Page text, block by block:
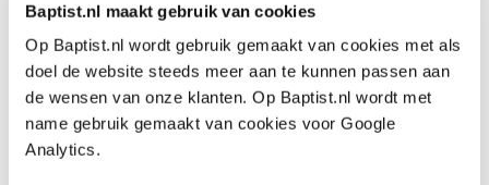
Baptist.nl maakt gebruik van cookies
Op Baptist.nl wordt gebruik gemaakt van cookies met als
doel de website steeds meer aan te kunnen passen aan
de wensen van onze klanten. Op Baptist.nl wordt met
name gebruik gemaakt van cookies voor Google
Analytics.
Wir möchten weiterhin an einem angenehmen Online-
Einkaufserlebnis für unsere Baptist.nl-Kunden arbeiten.
Nach geltendem europäischem Recht ist das Sammeln
von Cookies nur dann zulässig, wenn der Besucher einer
Website seine Einwilligung erteilt hat. Wir bitten Sie
daher, uns auch die Erlaubnis zur Platzierung von